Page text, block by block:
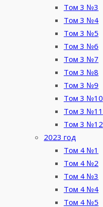
Том 3 №3
Том 3 №4
Том 3 №5
Том 3 №6
Том 3 №7
Том 3 №8
Том 3 №9
Том 3 №10
Том 3 №11
Том 3 №12
2023 год
Том 4 №1
Том 4 №2
Том 4 №3
Том 4 №4
Том 4 №5